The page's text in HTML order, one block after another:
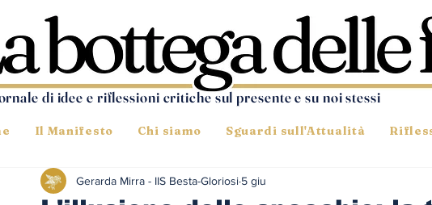
di idee e riflessioni critiche sul presente e su noi stessi
Il Manifesto Chi siamo Sguardi sull'Attualità
Gerarda Mirra - IIS Besta-Gloriosi 5 giu